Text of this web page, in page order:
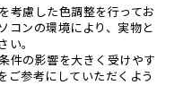
考慮した色調整を行ってお
コンの環境により、実物と
。
件の影響を大きく受けやす
ご参考にしていただくよう